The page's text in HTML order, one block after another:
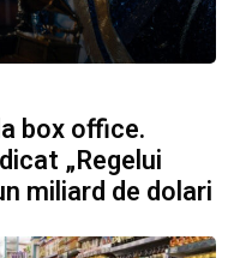
box office.
„Regelui
miliard de dolari